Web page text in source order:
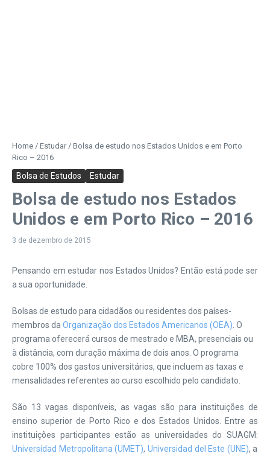
Home / Estudar / Bolsa de estudo nos Estados Unidos e em Porto
Rico – 2016
Bolsa de Estudos Estudar
Bolsa de estudo nos Estados
Unidos e em Porto Rico – 2016
3 de dezembro de 2015
Pensando em estudar nos Estados Unidos? Então está pode ser
a sua oportunidade.
Bolsas de estudo para cidadãos ou residentes dos países-
membros da Organização dos Estados Americanos (OEA) . O
programa oferecerá cursos de mestrado e MBA, presenciais ou
à distância, com duração máxima de dois anos. O programa
cobre 100% dos gastos universitários, que incluem as taxas e
mensalidades referentes ao curso escolhido pelo candidato.
São 13 vagas disponíveis, as vagas são para instituições de
ensino superior de Porto Rico e dos Estados Unidos. Entre as
instituições participantes estão as universidades do SUAGM:
Universidad Metropolitana (UMET), Universidad del Este (UNE), a